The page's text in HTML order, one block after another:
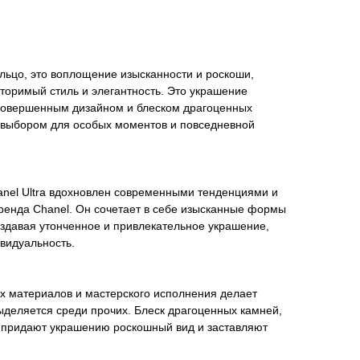
это воплощение изысканности и роскоши,
стиль и элегантность. Это украшение
дизайном и блеском драгоценных
для особых моментов и повседневной
Ultra вдохновлен современными тенденциями и
Chanel. Он сочетает в себе изысканные формы
утонченное и привлекательное украшение,
материалов и мастерского исполнения делает
среди прочих. Блеск драгоценных камней,
украшению роскошный вид и заставляют